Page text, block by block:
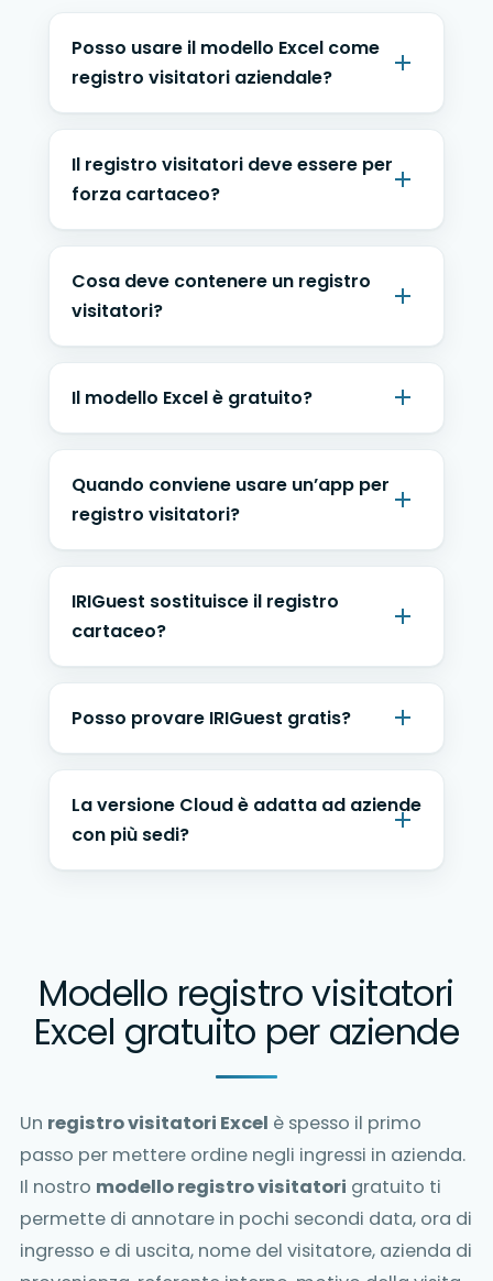
Posso usare il modello Excel come
registro visitatori aziendale?
Il registro visitatori deve essere per
forza cartaceo?
Cosa deve contenere un registro
visitatori?
Il modello Excel è gratuito?
Quando conviene usare un’app per
registro visitatori?
IRIGuest sostituisce il registro
cartaceo?
Posso provare IRIGuest gratis?
La versione Cloud è adatta ad aziende
con più sedi?
Modello registro visitatori
Excel gratuito per aziende
Un registro visitatori Excel è spesso il primo
passo per mettere ordine negli ingressi in azienda.
Il nostro modello registro visitatori gratuito ti
permette di annotare in pochi secondi data, ora di
ingresso e di uscita, nome del visitatore, azienda di